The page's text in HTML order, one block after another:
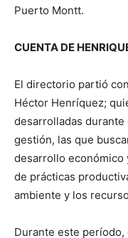
Puerto Montt.
CUENTA DE
El directorio partió
Héctor Henríquez;
desarrolladas
gestión, las que
desarrollo económico
de prácticas
ambiente y los
Durante este